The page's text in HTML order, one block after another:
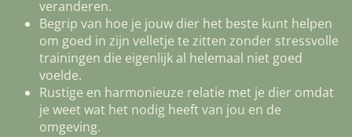
veranderen.
Begrip van hoe je jouw dier het beste kunt helpen
om goed in zijn velletje te zitten zonder stressvolle
trainingen die eigenlijk al helemaal niet goed
voelde.
Rustige en harmonieuze relatie met je dier omdat
je weet wat het nodig heeft van jou en de
omgeving.